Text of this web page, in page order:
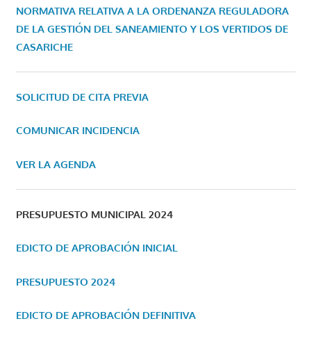
NORMATIVA RELATIVA A LA ORDENANZA REGULADORA
DE LA GESTIÓN DEL SANEAMIENTO Y LOS VERTIDOS DE
CASARICHE
SOLICITUD DE CITA PREVIA
COMUNICAR INCIDENCIA
VER LA AGENDA
PRESUPUESTO MUNICIPAL 2024
EDICTO DE APROBACIÓN INICIAL
PRESUPUESTO 2024
EDICTO DE APROBACIÓN DEFINITIVA